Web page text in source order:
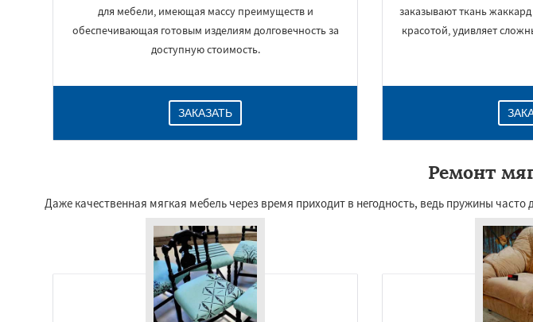
для мебели, имеющая массу преимуществ и
обеспечивающая готовым изделиям долговечность за
доступную стоимость.
ЗАКАЗАТЬ
заказывают ткань
красотой, удивляет
Ремонт
Даже качественная мягкая мебель через время приходит в негодность, ведь пружины